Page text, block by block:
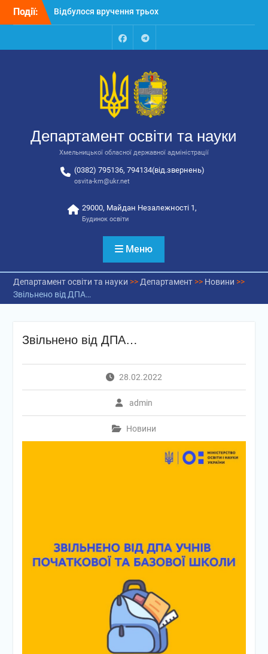
Перейти
Події:
Відбулося вручення трьох
автобусів для потреб
Відбулося засідання
освіти та науки обласної
державної адміністрації
Відбулась обласна
національно-патріотичне
виховання
FacebookTalegram
Департамент освіти та науки
Хмельницької обласної державної адміністрації
(0382) 795136, 794134(від.звернень)
osvita-km@ukr.net
29000, Майдан Незалежності 1,
Будинок освіти
Меню
Департамент освіти та науки >> Департамент>> Новини >>
Звільнено від ДПА…
Звільнено від ДПА…
28.02.2022
admin
Новини